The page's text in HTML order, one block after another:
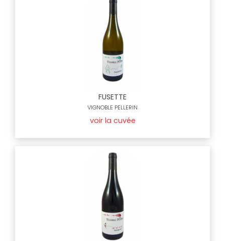
FUSETTE
VIGNOBLE PELLERIN
voir la cuvée